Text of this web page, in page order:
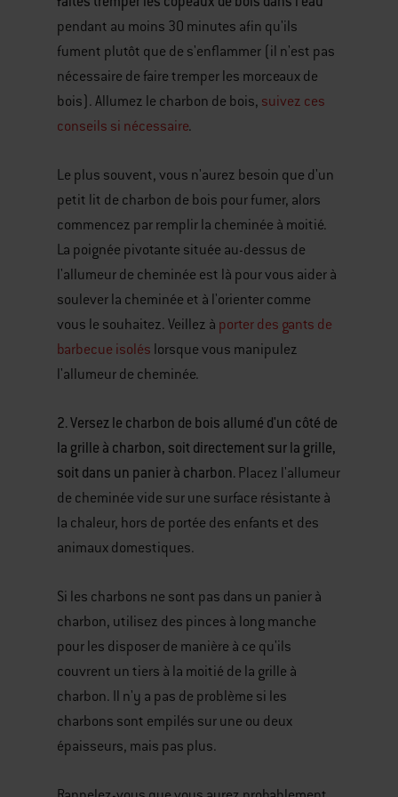
pendant au moins 30 minutes afin qu'ils
fument plutôt que de s'enflammer (il n'est pas
nécessaire de faire tremper les morceaux de
bois). Allumez le charbon de bois, suivez ces
conseils si nécessaire.
Le plus souvent, vous n'aurez besoin que d'un
petit lit de charbon de bois pour fumer, alors
commencez par remplir la cheminée à moitié.
La poignée pivotante située au-dessus de
l'allumeur de cheminée est là pour vous aider à
soulever la cheminée et à l'orienter comme
vous le souhaitez. Veillez à porter des gants de
barbecue isolés lorsque vous manipulez
l'allumeur de cheminée.
2. Versez le charbon de bois allumé d'un côté de
la grille à charbon, soit directement sur la grille,
soit dans un panier à charbon. Placez l'allumeur
de cheminée vide sur une surface résistante à
la chaleur, hors de portée des enfants et des
animaux domestiques.
Si les charbons ne sont pas dans un panier à
charbon, utilisez des pinces à long manche
pour les disposer de manière à ce qu'ils
couvrent un tiers à la moitié de la grille à
charbon. Il n'y a pas de problème si les
charbons sont empilés sur une ou deux
épaisseurs, mais pas plus.